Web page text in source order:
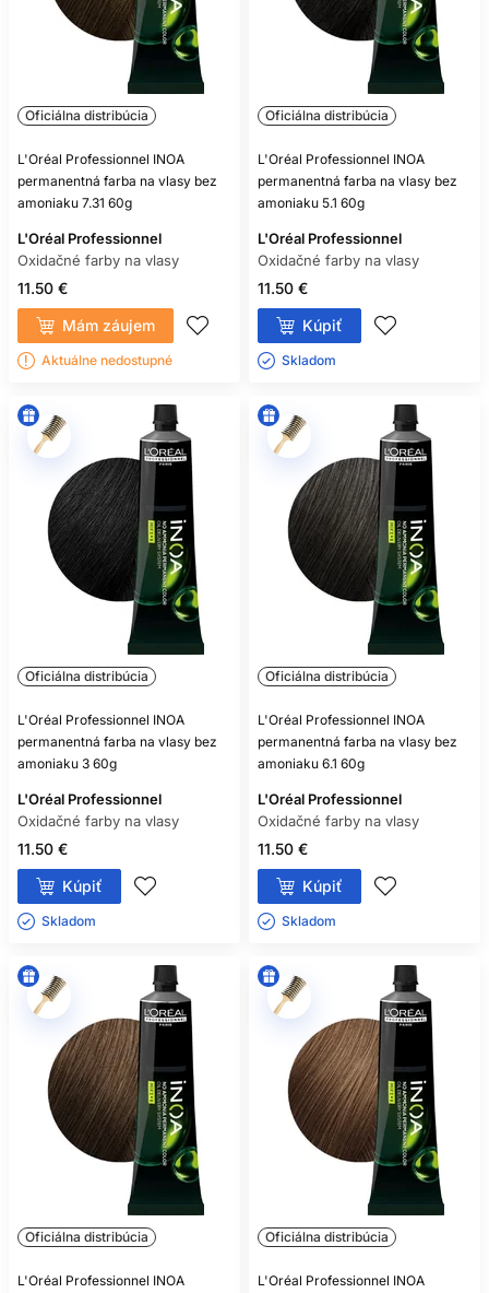
Oficiálna distribúcia
L'Oréal Professionnel INOA
permanentná farba na vlasy bez
amoniaku 7.31 60g
L'Oréal Professionnel
Oxidačné farby na vlasy
11.50 €
Mám záujem
Aktuálne nedostupné
Oficiálna distribúcia
L'Oréal Professionnel INOA
permanentná farba na vlasy bez
amoniaku 5.1 60g
L'Oréal Professionnel
Oxidačné farby na vlasy
11.50 €
Kúpiť
Skladom ㅤ
Oficiálna distribúcia
L'Oréal Professionnel INOA
permanentná farba na vlasy bez
amoniaku 3 60g
L'Oréal Professionnel
Oxidačné farby na vlasy
11.50 €
Kúpiť
Skladom ㅤ
Oficiálna distribúcia
L'Oréal Professionnel INOA
permanentná farba na vlasy bez
amoniaku 6.1 60g
L'Oréal Professionnel
Oxidačné farby na vlasy
11.50 €
Kúpiť
Skladom ㅤ
Oficiálna distribúcia
L'Oréal Professionnel INOA
Oficiálna distribúcia
L'Oréal Professionnel INOA